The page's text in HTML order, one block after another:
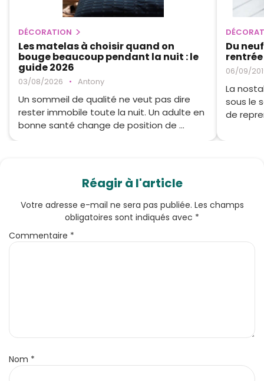
DÉCORATION
Les matelas à choisir quand on
bouge beaucoup pendant la nuit : le
guide 2026
03/08/2026 • Antony
Un sommeil de qualité ne veut pas dire
rester immobile toute la nuit. Un adulte en
bonne santé change de position de ...
Du
06/09/
La
sous le
de
Réagir à l'article
Votre adresse e-mail ne sera pas publiée. Les champs
obligatoires sont indiqués avec *
Commentaire *
Nom *